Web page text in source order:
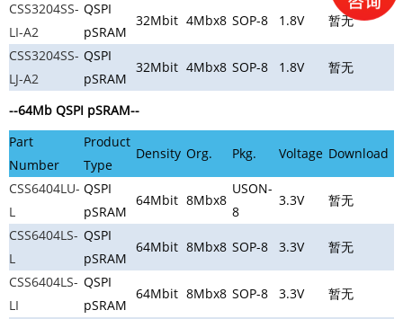
CSS3204SS-
LI-A2
QSPI
pSRAM
32Mbit 4Mbx8 SOP-8 1.8V 暂无
CSS3204SS-
LJ-A2
QSPI
pSRAM
32Mbit 4Mbx8 SOP-8 1.8V 暂无
--64Mb QSPI pSRAM--
Part
Number
Product
Type
Density Org. Pkg. Voltage Download
CSS6404LU-
L
QSPI
pSRAM
64Mbit 8Mbx8
USON-
8
3.3V 暂无
CSS6404LS-
L
QSPI
pSRAM
64Mbit 8Mbx8 SOP-8 3.3V 暂无
CSS6404LS-
LI
QSPI
pSRAM
64Mbit 8Mbx8 SOP-8 3.3V 暂无